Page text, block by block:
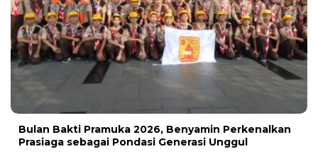
Bulan Bakti Pramuka 2026, Benyamin Perkenalkan
Prasiaga sebagai Pondasi Generasi Unggul